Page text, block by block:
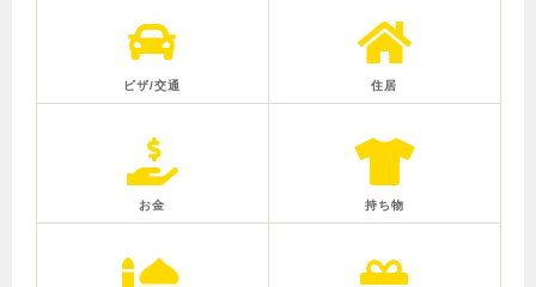
ビザ/交通 住居
お金 持ち物